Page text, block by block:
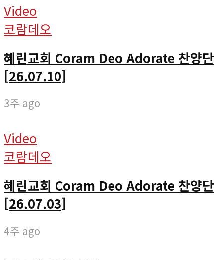
Video
코람데오
혜린교회 Coram Deo Adorate 찬양단
[26.07.10]
3주 ago
Video
코람데오
혜린교회 Coram Deo Adorate 찬양단
[26.07.03]
4주 ago